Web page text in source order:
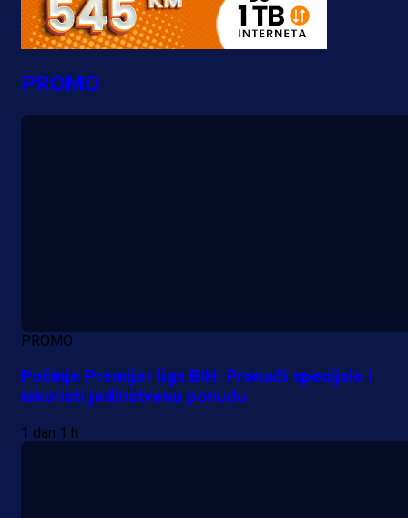
PROMO
PROMO
Počinje Premijer liga BiH: Pronađi specijale i
iskoristi jedinstvenu ponudu
1 dan 1 h